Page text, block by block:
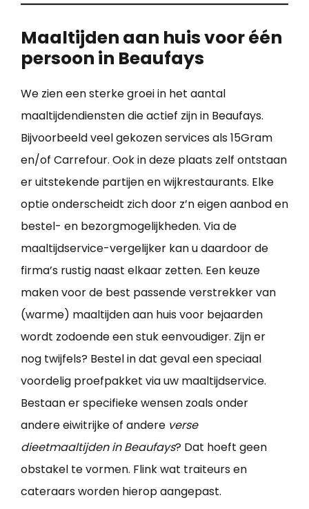
Maaltijden aan huis voor één
persoon in Beaufays
We zien een sterke groei in het aantal
maaltijdendiensten die actief zijn in Beaufays.
Bijvoorbeeld veel gekozen services als 15Gram
en/of Carrefour. Ook in deze plaats zelf ontstaan
er uitstekende partijen en wijkrestaurants. Elke
optie onderscheidt zich door z’n eigen aanbod en
bestel- en bezorgmogelijkheden. Via de
maaltijdservice-vergelijker kan u daardoor de
firma’s rustig naast elkaar zetten. Een keuze
maken voor de best passende verstrekker van
(warme) maaltijden aan huis voor bejaarden
wordt zodoende een stuk eenvoudiger. Zijn er
nog twijfels? Bestel in dat geval een speciaal
voordelig proefpakket via uw maaltijdservice.
Bestaan er specifieke wensen zoals onder
andere eiwitrijke of andere verse
dieetmaaltijden in Beaufays? Dat hoeft geen
obstakel te vormen. Flink wat traiteurs en
cateraars worden hierop aangepast.